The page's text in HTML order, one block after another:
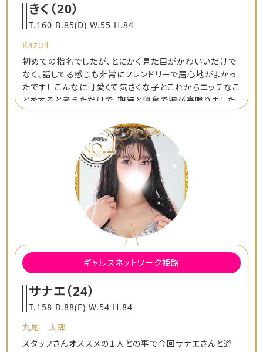
きく （20）
T.160 B.85(D) W.55 H.84
Kazu4
初めての指名でしたが、とにかく見た目がかわいいだけで
なく、話してる感じも非常にフレンドリーで居心地がよかっ
たです！ こんなに可愛くて気さくな子とこれからエッチなこ
とをすると考えただけで、期待と興奮で胸が高鳴りました
ックを堪能させてくれました！プレイ中の声もとても可愛く
て興奮しちゃいました笑 次回も利用する機会があったら
是非ともきくちゃんをもう一度指名したいです！最高のひと
ギャルズネットワーク姫路
サナエ（24）
T.158 B.88(E) W.54 H.84
丸尾 太郎
スタッフさんオススメの１人との事で今回サナエさんと遊